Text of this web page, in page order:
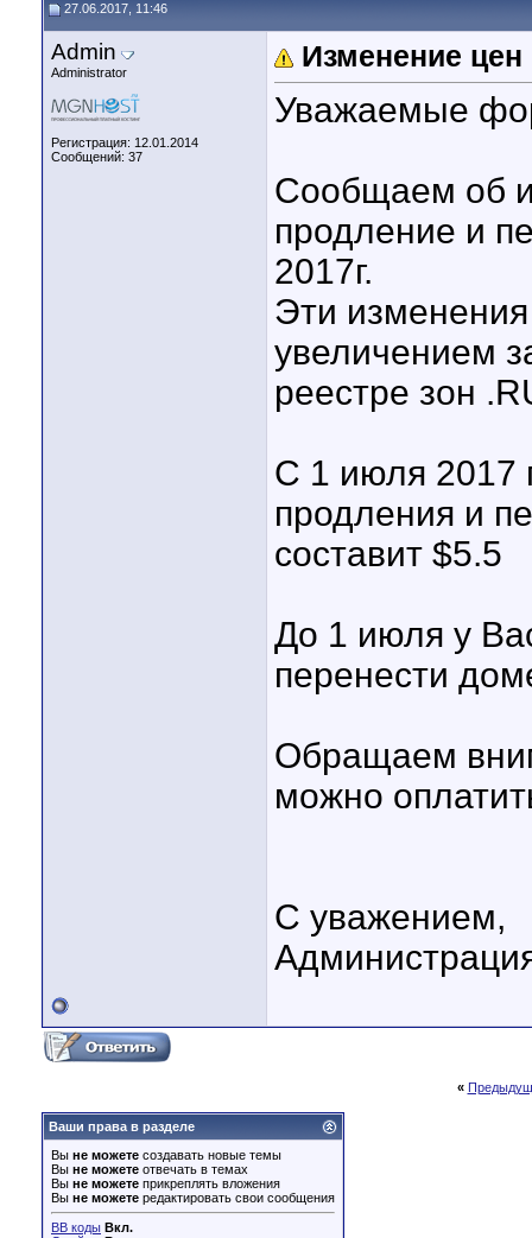
27.06.2017, 11:46
Admin
Administrator
Регистрация: 12.01.2014
Сообщений: 37
Изменение цен
Уважаемые
Сообщаем об
продление и
2017г.
Эти
увеличением
реестре зон
С 1 июля 2017
продления и
составит $5.5
До 1 июля у
перенести
Обращаем
можно
С уважением,
«
Ваши права в разделе
Вы не можете создавать новые темы
Вы не можете отвечать в темах
Вы не можете прикреплять вложения
Вы не можете редактировать свои сообщения
BB коды Вкл.